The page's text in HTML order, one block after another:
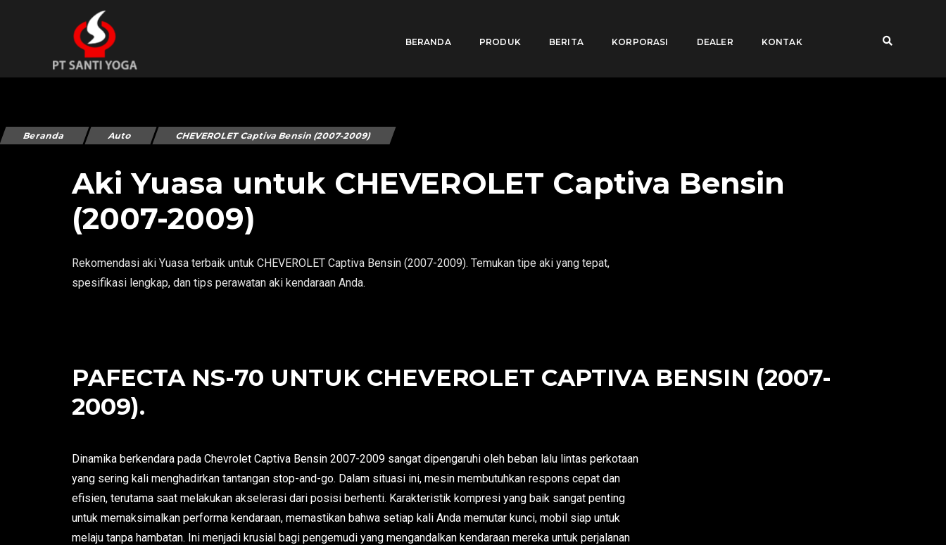
BERANDA PRODUK BERITA KORPORASI DEALER KONTAK
Beranda Auto CHEVEROLET Captiva Bensin (2007-2009)
Aki Yuasa untuk CHEVEROLET Captiva Bensin
(2007-2009)
Rekomendasi aki Yuasa terbaik untuk CHEVEROLET Captiva Bensin (2007-2009). Temukan tipe aki yang tepat,
spesifikasi lengkap, dan tips perawatan aki kendaraan Anda.
PAFECTA NS-70 UNTUK CHEVEROLET CAPTIVA BENSIN (2007-
2009).
Dinamika berkendara pada Chevrolet Captiva Bensin 2007-2009 sangat dipengaruhi oleh beban lalu lintas perkotaan
yang sering kali menghadirkan tantangan stop-and-go. Dalam situasi ini, mesin membutuhkan respons cepat dan
efisien, terutama saat melakukan akselerasi dari posisi berhenti. Karakteristik kompresi yang baik sangat penting
untuk memaksimalkan performa kendaraan, memastikan bahwa setiap kali Anda memutar kunci, mobil siap untuk
melaju tanpa hambatan. Ini menjadi krusial bagi pengemudi yang mengandalkan kendaraan mereka untuk perjalanan